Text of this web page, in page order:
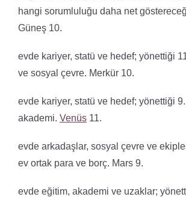
hangi sorumluluğu daha net
Güneş 10.
evde kariyer, statü ve hedef; yönettiği
ve sosyal çevre. Merkür 10.
evde kariyer, statü ve hedef; yönettiği
akademi. Venüs 11.
evde arkadaşlar, sosyal çevre ve
ev ortak para ve borç. Mars 9.
evde eğitim, akademi ve uzaklar;